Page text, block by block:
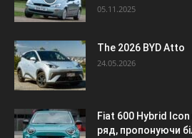
05.11.2025
The 2026 BYD Atto
24.05.2026
Fiat 600 Hybrid
ряд, пропонуючи